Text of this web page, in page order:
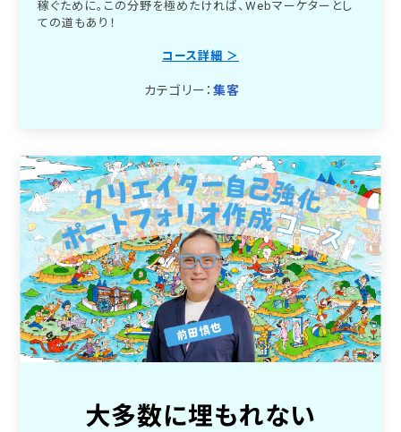
稼ぐために。この分野を極めたければ、Webマーケターとし
ての道もあり！
コース詳細 ＞
カテゴリー： 集客
大多数に埋もれない